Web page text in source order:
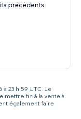
précédents,
23 h 59 UTC. Le
fin à la vente à
également faire